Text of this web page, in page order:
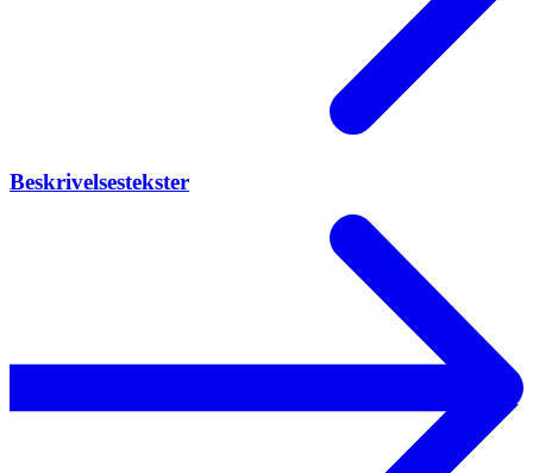
Beskrivelsestekster